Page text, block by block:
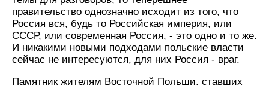
правительство однозначно исходит из того, что
Россия вся, будь то Российская империя, или
СССР, или современная Россия, - это одно и то же.
И никакими новыми подходами польские власти
сейчас не интересуются, для них Россия - враг.
Памятник жителям Восточной Польши, ставших